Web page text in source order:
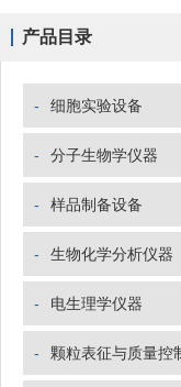
产品目录
- 细胞实验设备
- 分子生物学仪器
- 样品制备设备
- 生物化学分析仪器
- 电生理学仪器
- 颗粒表征与质量控